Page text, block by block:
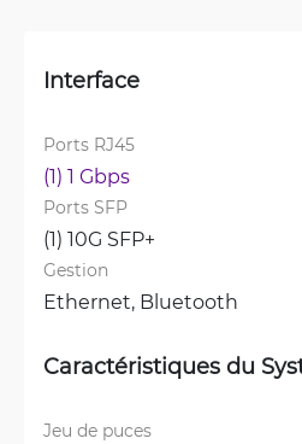
Interface
Ports RJ45
(1) 1 Gbps
Ports SFP
(1) 10G SFP+
Gestion
Ethernet, Bluetooth
Caractéristiques du
Jeu de puces